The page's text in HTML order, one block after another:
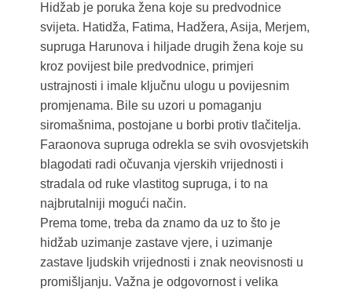
Hidžab je poruka žena koje su predvodnice
svijeta. Hatidža, Fatima, Hadžera, Asija, Merjem,
supruga Harunova i hiljade drugih žena koje su
kroz povijest bile predvodnice, primjeri
ustrajnosti i imale ključnu ulogu u povijesnim
promjenama. Bile su uzori u pomaganju
siromašnima, postojane u borbi protiv tlačitelja.
Faraonova supruga odrekla se svih ovosvjetskih
blagodati radi očuvanja vjerskih vrijednosti i
stradala od ruke vlastitog supruga, i to na
najbrutalniji mogući način.
Prema tome, treba da znamo da uz to što je
hidžab uzimanje zastave vjere, i uzimanje
zastave ljudskih vrijednosti i znak neovisnosti u
promišljanju. Važna je odgovornost i velika